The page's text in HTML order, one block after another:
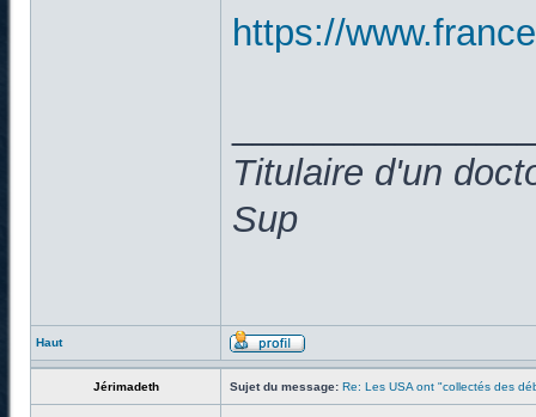
https://
Titulaire d'un
Sup
Haut
Jérimadeth Sujet du message: Re: Les USA ont "collectés des